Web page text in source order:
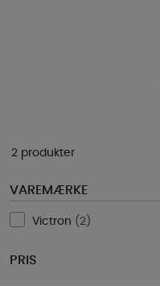
2 produkter
VAREMÆRKE
Victron ( 2)
PRIS